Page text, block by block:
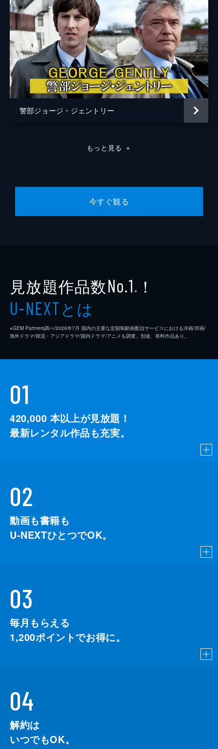
警部ジョージ・ジェントリー
もっと見る ＋
今すぐ観る
見放題作品数No.1 ※ ！
U-NEXTとは
※GEM Partners調べ/2026年7⽉ 国内の主要な定額制動画配信サービスにおける洋画/邦画/
海外ドラマ/韓流・アジアドラマ/国内ドラマ/アニメを調査。別途、有料作品あり。
01
420,000 本以上が見放題！
最新レンタル作品も充実。
02
動画も書籍も
U-NEXTひとつでOK。
03
毎月もらえる
1,200ポイントでお得に。
04
解約は
いつでもOK。